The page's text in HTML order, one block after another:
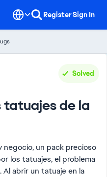
RegisterSign In
Solved
tatuajes de la
negocio, un pack precioso
los tatuajes, el problema
Al abrir un tatuaje en la